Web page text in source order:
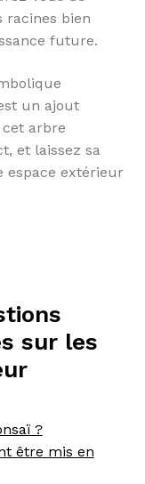
racines bien
future.
un ajout
arbre
et laissez sa
espace extérieur
sur les
?
être mis en